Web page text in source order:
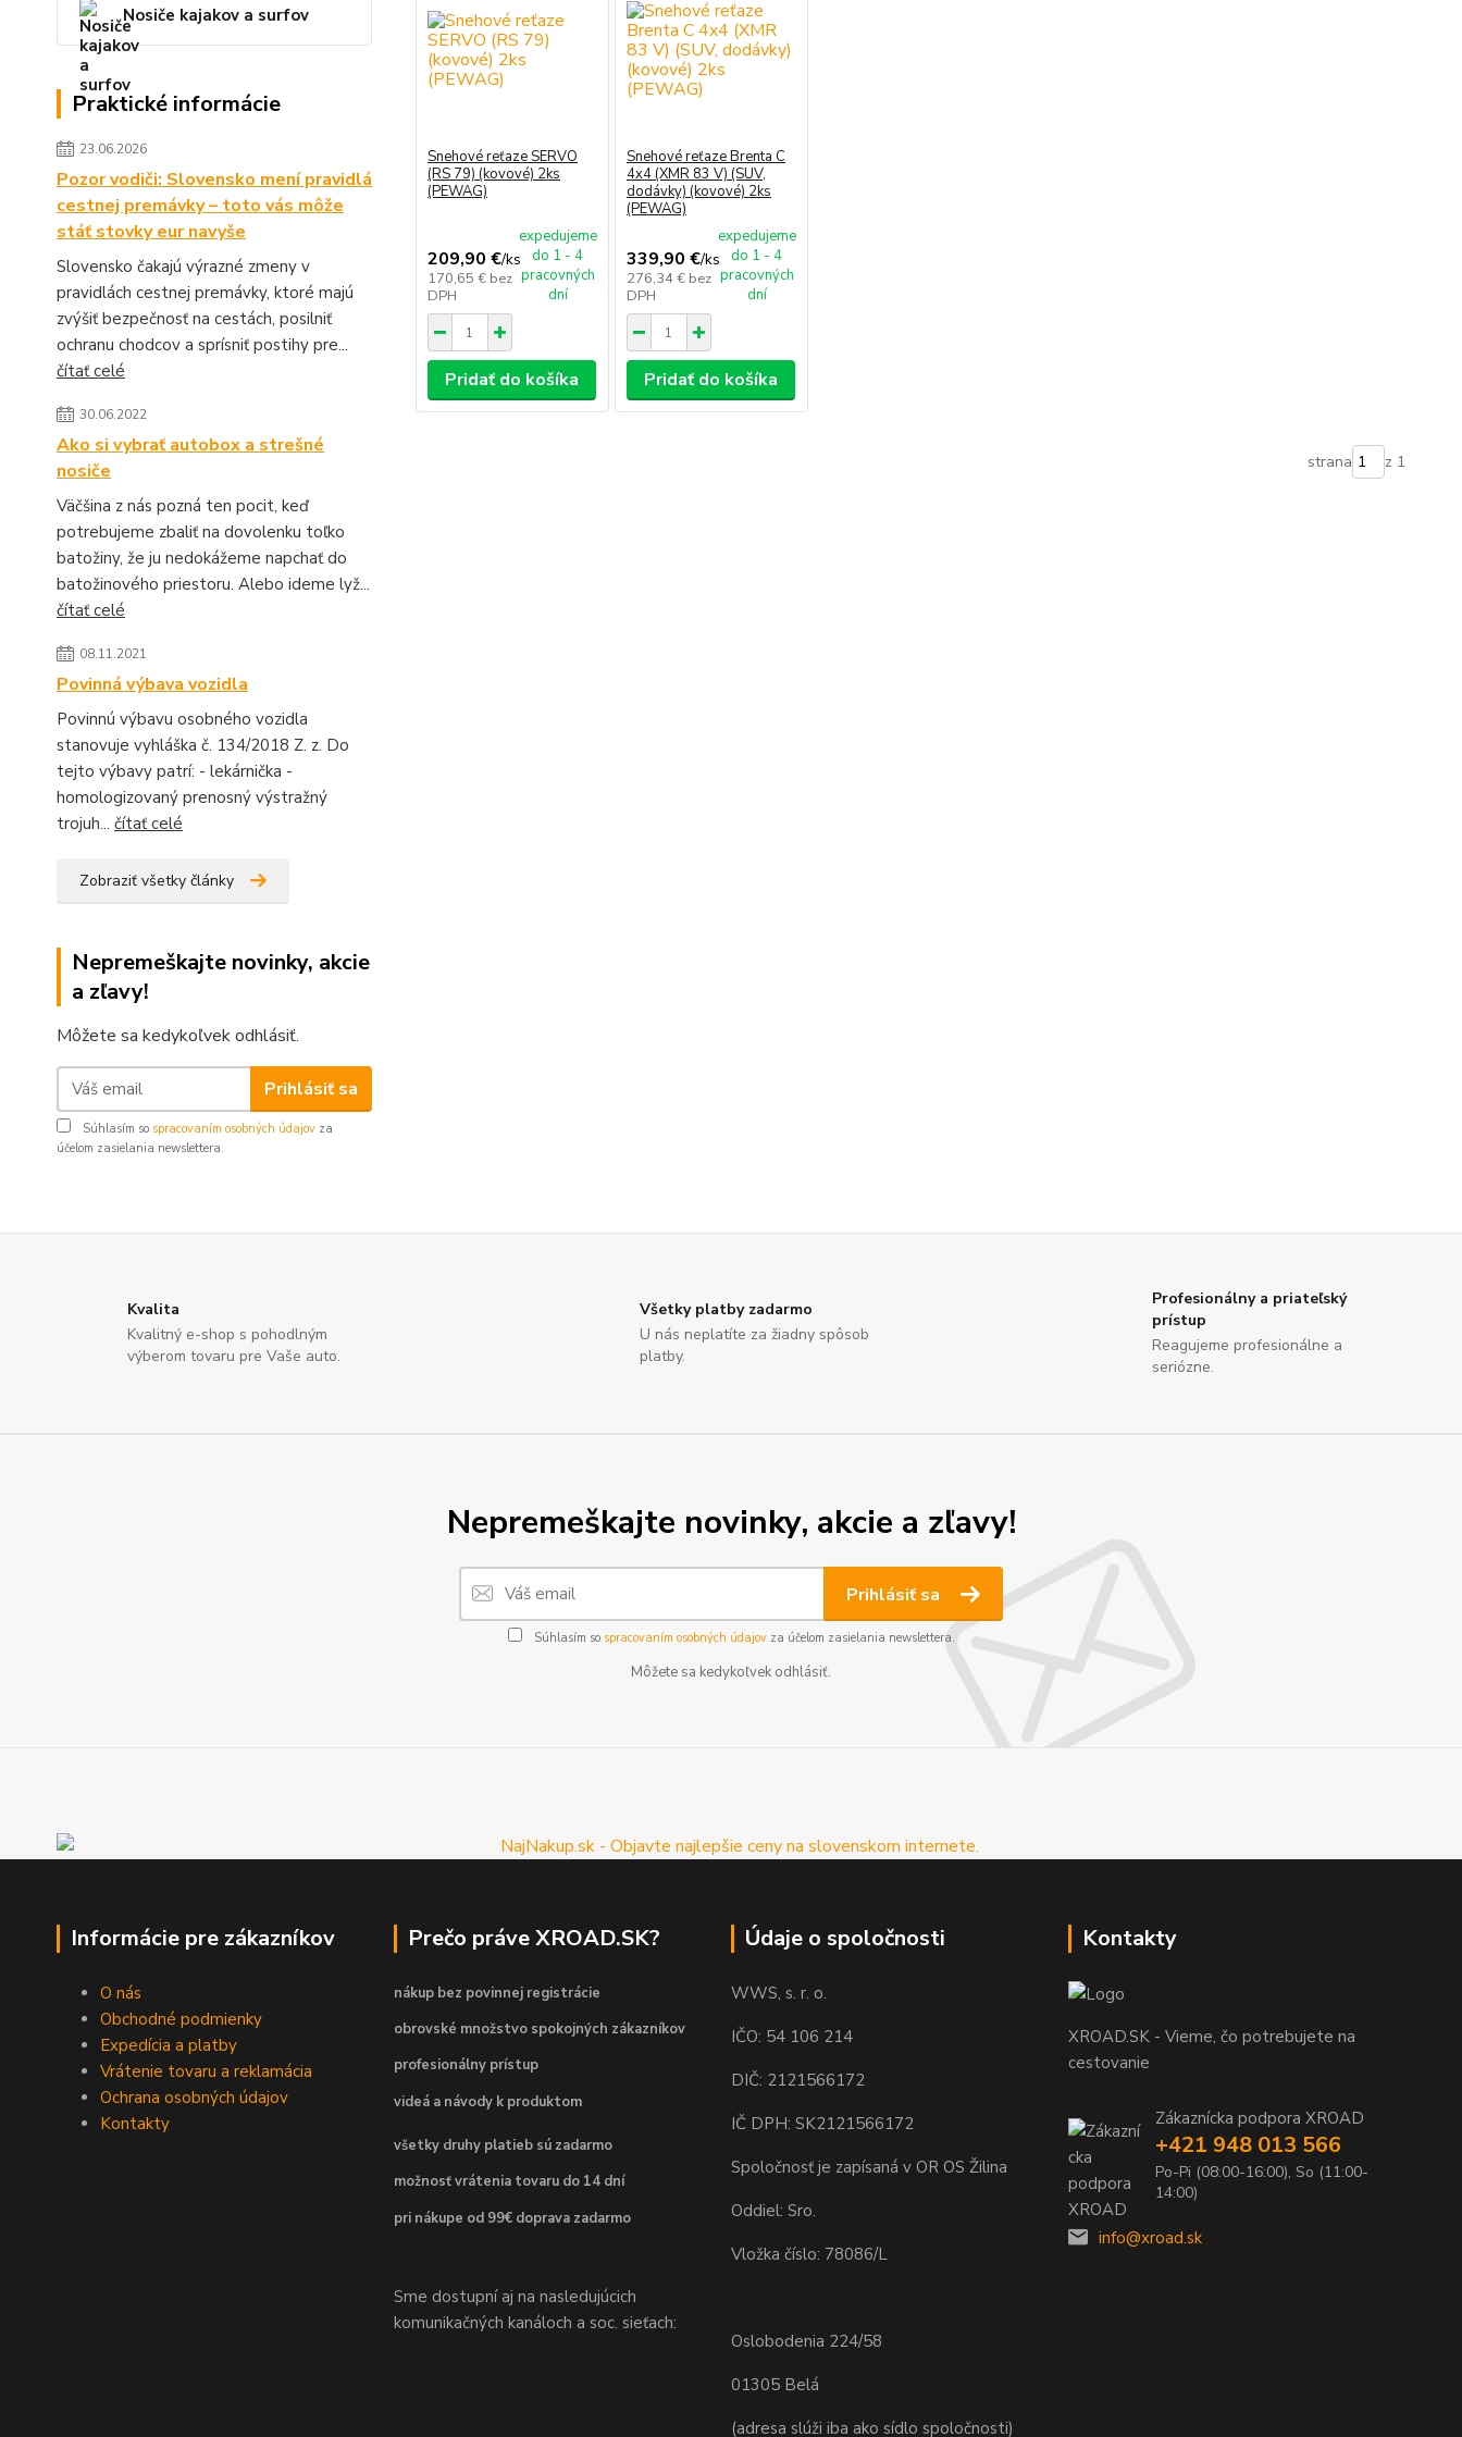
Nosiče kajakov a surfov
Praktické informácie
23.06.2026
Pozor vodiči: Slovensko mení pravidlá
cestnej premávky – toto vás môže
stáť stovky eur navyše
Slovensko čakajú výrazné zmeny v
pravidlách cestnej premávky, ktoré majú
zvýšiť bezpečnosť na cestách, posilniť
ochranu chodcov a sprísniť postihy pre...
čítať celé
30.06.2022
Ako si vybrať autobox a strešné
nosiče
Väčšina z nás pozná ten pocit, keď
potrebujeme zbaliť na dovolenku toľko
batožiny, že ju nedokážeme napchať do
batožinového priestoru. Alebo ideme lyž...
čítať celé
08.11.2021
Povinná výbava vozidla
Povinnú výbavu osobného vozidla
stanovuje vyhláška č. 134/2018 Z. z. Do
tejto výbavy patrí: - lekárnička -
homologizovaný prenosný výstražný
trojuh... čítať celé
Zobraziť všetky články
Nepremeškajte novinky, akcie
a zľavy!
Môžete sa kedykoľvek odhlásiť.
Prihlásiť sa
Súhlasím so spracovaním osobných údajov za
účelom zasielania newslettera.
Snehové reťaze SERVO
(RS 79) (kovové) 2ks
(PEWAG)
209,90 €/ks
170,65 € bez
DPH
expedujeme
do 1 - 4
pracovných
dní
Pridať do košíka
Snehové reťaze Brenta C
4x4 (XMR 83 V) (SUV,
dodávky) (kovové) 2ks
(PEWAG)
339,90 €/ks
276,34 € bez
DPH
expedujeme
do 1 - 4
pracovných
dní
Pridať do košíka
strana z 1
Kvalita
Kvalitný e-shop s pohodlným
výberom tovaru pre Vaše auto.
Všetky platby zadarmo
U nás neplatíte za žiadny spôsob
platby.
Profesionálny a priateľský
prístup
Reagujeme profesionálne a
seriózne.
Nepremeškajte novinky, akcie a zľavy!
Prihlásiť sa
Súhlasím so spracovaním osobných údajovza účelom zasielania newslettera.
Môžete sa kedykoľvek odhlásiť.
Informácie pre zákazníkov
O nás
Obchodné podmienky
Expedícia a platby
Vrátenie tovaru a reklamácia
Ochrana osobných údajov
Kontakty
Prečo práve XROAD.SK?
nákup bez povinnej registrácie
obrovské množstvo spokojných zákazníkov
profesionálny prístup
videá a návody k produktom
všetky druhy platieb sú zadarmo
možnosť vrátenia tovaru do 14 dní
pri nákupe od 99€ doprava zadarmo
Sme dostupní aj na nasledujúcich
komunikačných kanáloch a soc. sieťach:
Údaje o spoločnosti
WWS, s. r. o.
IČO: 54 106 214
DIČ: 2121566172
IČ DPH: SK2121566172
Spoločnosť je zapísaná v OR OS Žilina
Oddiel: Sro.
Vložka číslo: 78086/L
Oslobodenia 224/58
01305 Belá
(adresa slúži iba ako sídlo spoločnosti)
Kontakty
XROAD.SK - Vieme, čo potrebujete na
cestovanie
Zákaznícka podpora XROAD
+421 948 013 566
Po-Pi (08:00-16:00), So (11:00-
14:00)
info@xroad.sk